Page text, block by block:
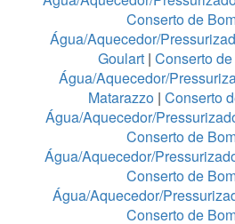
Conserto de
Água/Aquecedor/
Goulart | Conserto
Água/Aquecedor/
Matarazzo | Conserto
Água/Aquecedor/
Conserto de
Água/Aquecedor/
Conserto de
Água/Aquecedor/
Conserto de